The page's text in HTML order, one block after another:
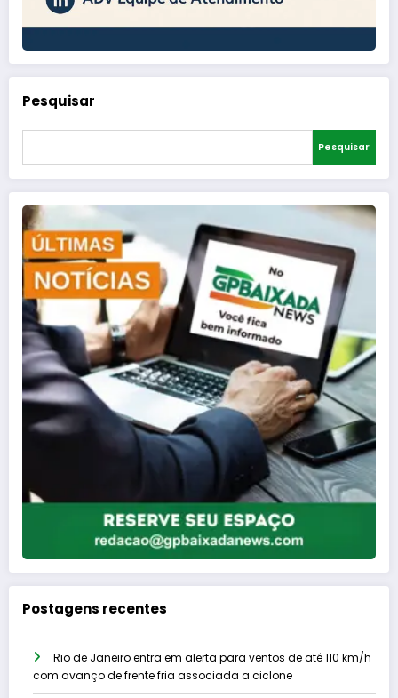
Pesquisar
Pesquisar
Postagens recentes
Rio de Janeiro entra em alerta para ventos de até 110 km/h
com avanço de frente fria associada a ciclone